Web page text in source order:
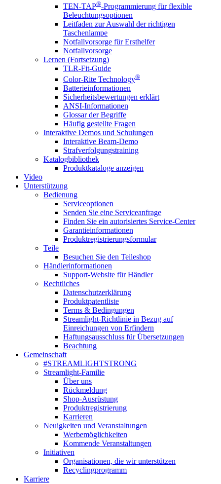
TEN-TAP®-Programmierung für flexible
Beleuchtungsoptionen
Leitfaden zur Auswahl der richtigen
Taschenlampe
Notfallvorsorge für Ersthelfer
Notfallvorsorge
Lernen (Fortsetzung)
TLR-Fit-Guide
Color-Rite Technology®
Batterieinformationen
Sicherheitsbewertungen erklärt
ANSI-Informationen
Glossar der Begriffe
Häufig gestellte Fragen
Interaktive Demos und Schulungen
Interaktive Beam-Demo
Strafverfolgungstraining
Katalogbibliothek
Produktkataloge anzeigen
Video
Unterstützung
Bedienung
Serviceoptionen
Senden Sie eine Serviceanfrage
Finden Sie ein autorisiertes Service-Center
Garantieinformationen
Produktregistrierungsformular
Teile
Besuchen Sie den Teileshop
Händlerinformationen
Support-Website für Händler
Rechtliches
Datenschutzerklärung
Produktpatentliste
Terms & Bedingungen
Streamlight-Richtlinie in Bezug auf
Einreichungen von Erfindern
Haftungsausschluss für Übersetzungen
Beachtung
Gemeinschaft
#STREAMLIGHTSTRONG
Streamlight-Familie
Über uns
Rückmeldung
Shop-Ausrüstung
Produktregistrierung
Karrieren
Neuigkeiten und Veranstaltungen
Werbemöglichkeiten
Kommende Veranstaltungen
Initiativen
Organisationen, die wir unterstützen
Recyclingprogramm
Karriere